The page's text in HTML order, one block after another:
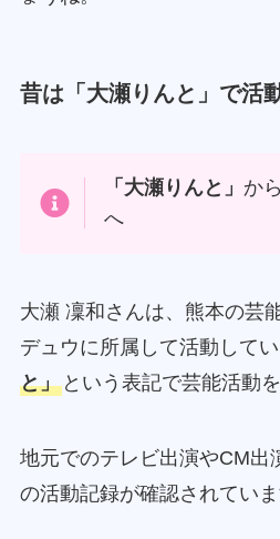
昔は 「大瀬りんと」 で活
「大瀬りんと」 か
へ
大瀬 凜和さんは、熊本の芸
デュウに所属して活動してい
と」という表記で芸能活動
地元でのテレビ出演やCM出
の活動記録が確認されていま